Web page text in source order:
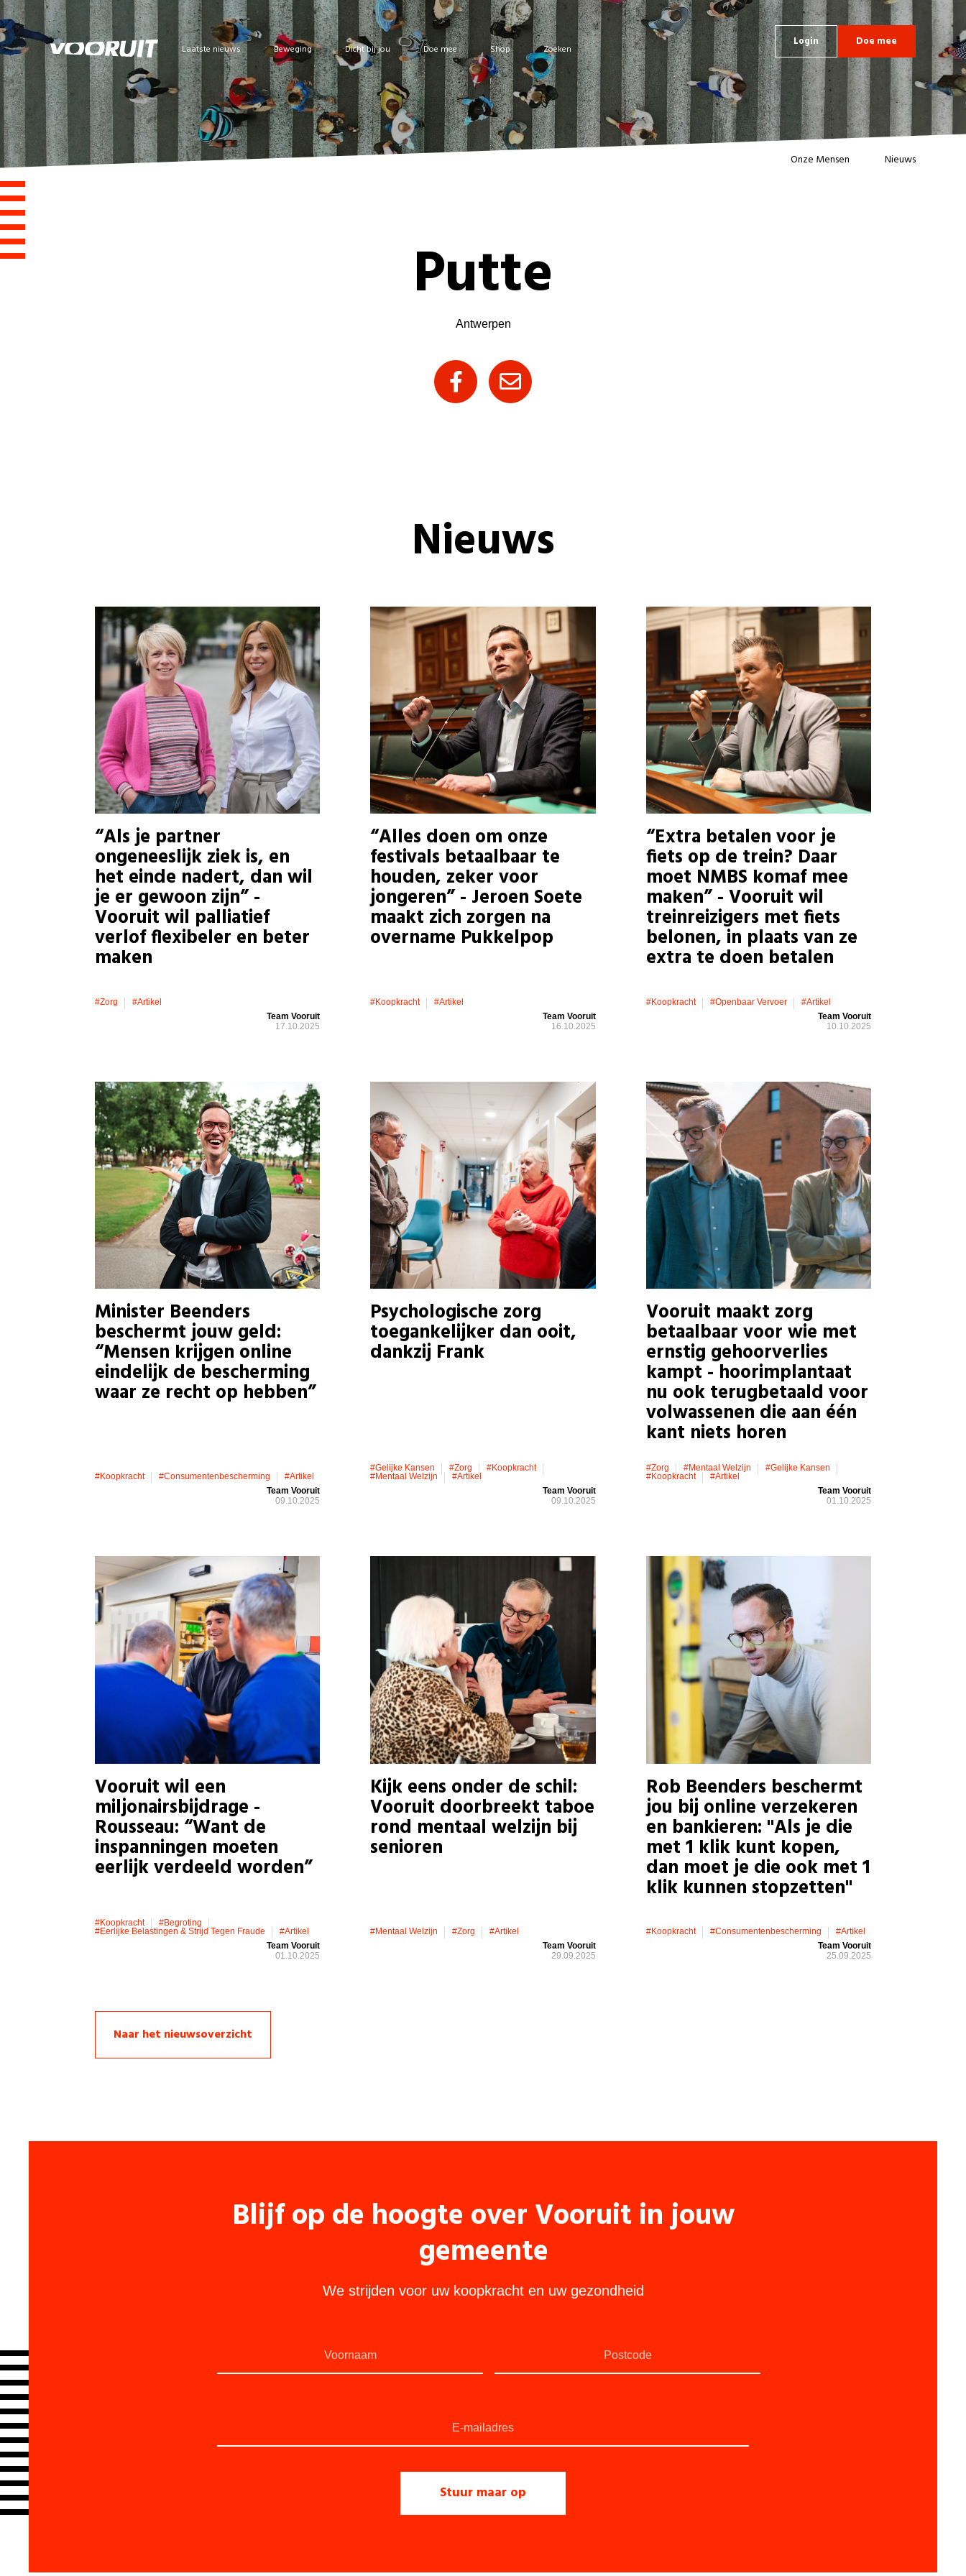
Laatste nieuws Beweging Dicht bij jou Doe mee Shop Zoeken
Login Doe mee
Onze Mensen Nieuws
Putte
Antwerpen
Nieuws
“Als je partner
ongeneeslijk ziek is, en
het einde nadert, dan wil
je er gewoon zijn” -
Vooruit wil palliatief
verlof flexibeler en beter
maken
#zorg
#artikel
Team Vooruit
17.10.2025
“Alles doen om onze
festivals betaalbaar te
houden, zeker voor
jongeren” - Jeroen Soete
maakt zich zorgen na
overname Pukkelpop
#koopkracht
#artikel
Team Vooruit
16.10.2025
“Extra betalen voor je
fiets op de trein? Daar
moet NMBS komaf mee
maken” - Vooruit wil
treinreizigers met fiets
belonen, in plaats van ze
extra te doen betalen
#koopkracht #openbaar Vervoer
#artikel
Team Vooruit
10.10.2025
Minister Beenders
beschermt jouw geld:
“Mensen krijgen online
eindelijk de bescherming
waar ze recht op hebben”
#koopkracht #consumentenbescherming
#artikel
Team Vooruit
09.10.2025
Psychologische zorg
toegankelijker dan ooit,
dankzij Frank
#gelijke Kansen #zorg
#koopkracht
#mentaal Welzijn
#artikel
Team Vooruit
09.10.2025
Vooruit maakt zorg
betaalbaar voor wie met
ernstig gehoorverlies
kampt - hoorimplantaat
nu ook terugbetaald voor
volwassenen die aan één
kant niets horen
#zorg #mentaal Welzijn
#gelijke Kansen
#koopkracht
#artikel
Team Vooruit
01.10.2025
Vooruit wil een
miljonairsbijdrage -
Rousseau: “Want de
inspanningen moeten
eerlijk verdeeld worden”
#koopkracht
#Begroting
#eerlijke Belastingen & Strijd Tegen Fraude
#artikel
Team Vooruit
01.10.2025
Kijk eens onder de schil:
Vooruit doorbreekt taboe
rond mentaal welzijn bij
senioren
#mentaal Welzijn #zorg
#artikel
Team Vooruit
29.09.2025
Rob Beenders beschermt
jou bij online verzekeren
en bankieren: "Als je die
met 1 klik kunt kopen,
dan moet je die ook met 1
klik kunnen stopzetten"
#koopkracht #consumentenbescherming
#artikel
Team Vooruit
25.09.2025
Naar het nieuwsoverzicht
Blijf op de hoogte over Vooruit in jouw
gemeente
We strijden voor uw koopkracht en uw gezondheid